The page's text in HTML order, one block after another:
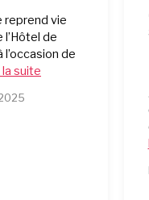
reprend vie
de
l’occasion de
la suite